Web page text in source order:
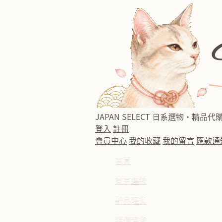
JAPAN SELECT 日系選物・精品代
登入 註冊
會員中心我的收藏我的留言 匯款
首頁
東京連線
新品現貨
特價現貨